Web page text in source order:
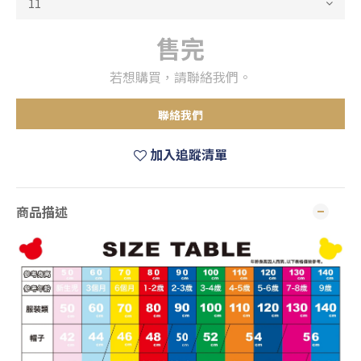
售完
若想購買，請聯絡我們。
聯絡我們
加入追蹤清單
商品描述